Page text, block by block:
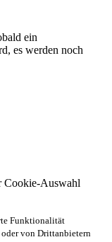
ein
es werden noch
Cookie-Auswahl
Funktionalität
von Drittanbietern